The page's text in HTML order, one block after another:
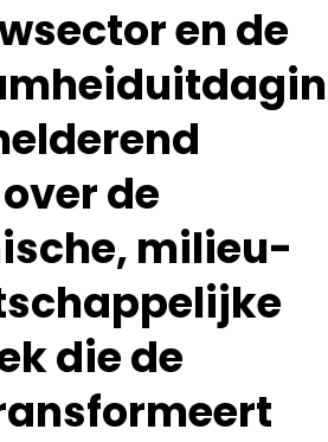
en de
de
milieu-
die de